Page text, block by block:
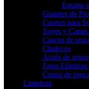
Equipo
Guantes de
Caretas para
Trajes y
Cascos de
Chalecos
Arnés de
Fajas
Conos de
Limpieza